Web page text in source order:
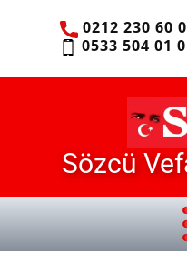
0212 230 60
0533 504 01
Sözcü